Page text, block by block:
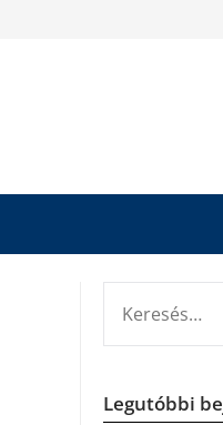
Legutóbbi